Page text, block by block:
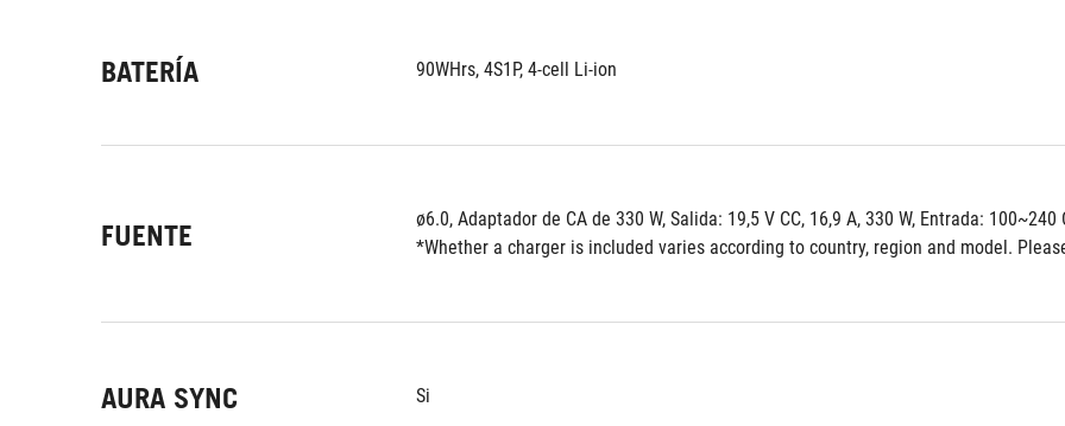
BATERÍA 90WHrs, 4S1P, 4-cell Li-ion
FUENTE
ø6.0, Adaptador de CA de 330 W, Salida: 19,5 V CC, 16,9 A, 330 W, Entrada:
*Whether a charger is included varies according to country, region and model.
AURA SYNC Si